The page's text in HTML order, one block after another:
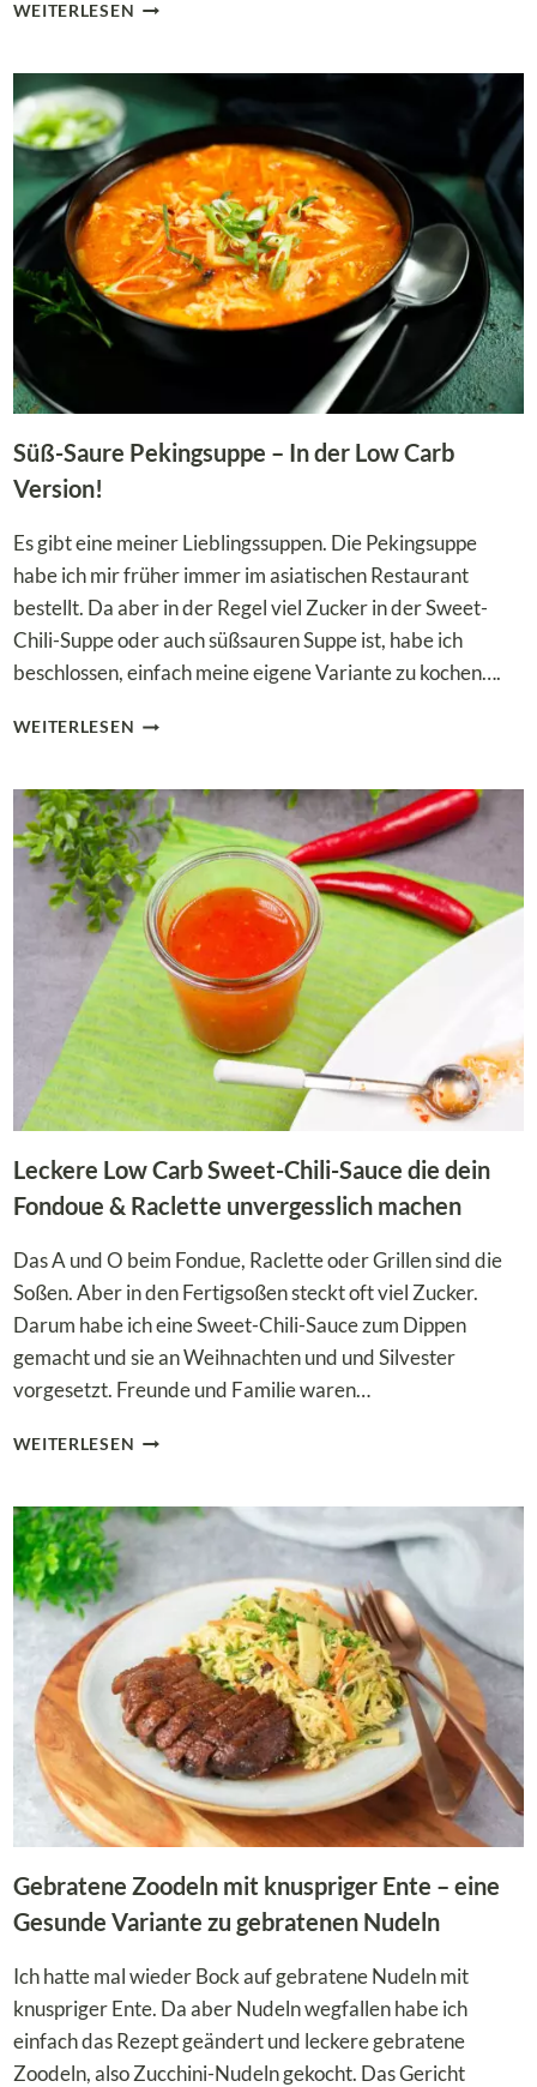
WEITERLESEN
WENIG
KOHLENHYDRATEN!
Süß-Saure Pekingsuppe – In der Low Carb
Version!
Es gibt eine meiner Lieblingssuppen. Die Pekingsuppe
habe ich mir früher immer im asiatischen Restaurant
bestellt. Da aber in der Regel viel Zucker in der Sweet-
Chili-Suppe oder auch süßsauren Suppe ist, habe ich
beschlossen, einfach meine eigene Variante zu kochen….
WEITERLESEN SÜSS-S
I
N D
ER L
OW C
ARB V
ERSION!
Leckere Low Carb Sweet-Chili-Sauce die dein
Fondoue & Raclette unvergesslich machen
Das A und O beim Fondue, Raclette oder Grillen sind die
Soßen. Aber in den Fertigsoßen steckt oft viel Zucker.
Darum habe ich eine Sweet-Chili-Sauce zum Dippen
gemacht und sie an Weihnachten und und Silvester
vorgesetzt. Freunde und Familie waren…
WEITERLESEN LECKERE
SWEET-
DEIN
FONDOUE
&
RACLETTE
UNVERGESSLICH
MACHEN
Gebratene Zoodeln mit knuspriger Ente – eine
Gesunde Variante zu gebratenen Nudeln
Ich hatte mal wieder Bock auf gebratene Nudeln mit
knuspriger Ente. Da aber Nudeln wegfallen habe ich
einfach das Rezept geändert und leckere gebratene
Zoodeln, also Zucchini-Nudeln gekocht. Das Gericht